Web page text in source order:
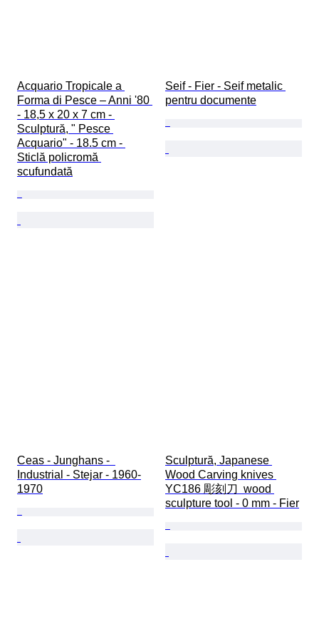
Acquario Tropicale a
Forma di Pesce – Anni '80
- 18,5 x 20 x 7 cm -
Sculptură, " Pesce
Acquario" - 18.5 cm -
Sticlă policromă
scufundată
Seif - Fier - Seif metalic
pentru documente
Ceas - Junghans -
Industrial - Stejar - 1960-
1970
Sculptură, Japanese
Wood Carving knives
YC186 彫刻刀  wood
sculpture tool - 0 mm - Fier